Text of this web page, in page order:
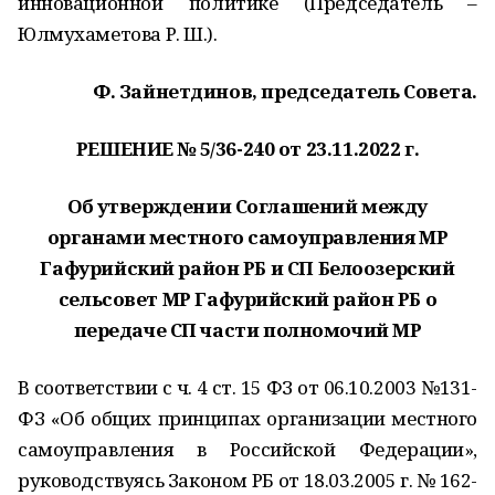
Юлмухаметова Р. Ш.).
Ф. Зайнетдинов, председатель Совета.
РЕШЕНИЕ № 5/36-240 от 23.11.2022 г.
Об утверждении Соглашений между
органами местного самоуправления МР
Гафурийский район РБ и СП Белоозерский
сельсовет МР Гафурийский район РБ о
передаче СП части полномочий МР
В соответствии с ч. 4 ст. 15 ФЗ от 06.10.2003 №131-
ФЗ «Об общих принципах организации местного
самоуправления в Российской Федерации»,
руководствуясь Законом РБ от 18.03.2005 г. № 162-